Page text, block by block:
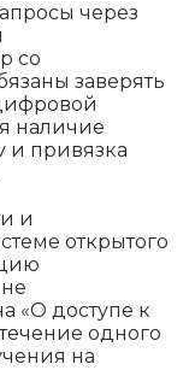
через
со
заверять
наличие
и привязка
и
открытого
«О доступе к
одного
на